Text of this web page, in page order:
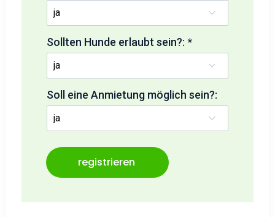
Sollten Hunde erlaubt sein?: *
Soll eine Anmietung möglich sein?:
middlename:
registrieren